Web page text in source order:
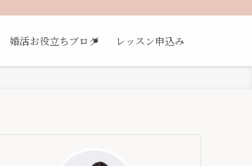
婚活お役立ちブログ レッスン申込み